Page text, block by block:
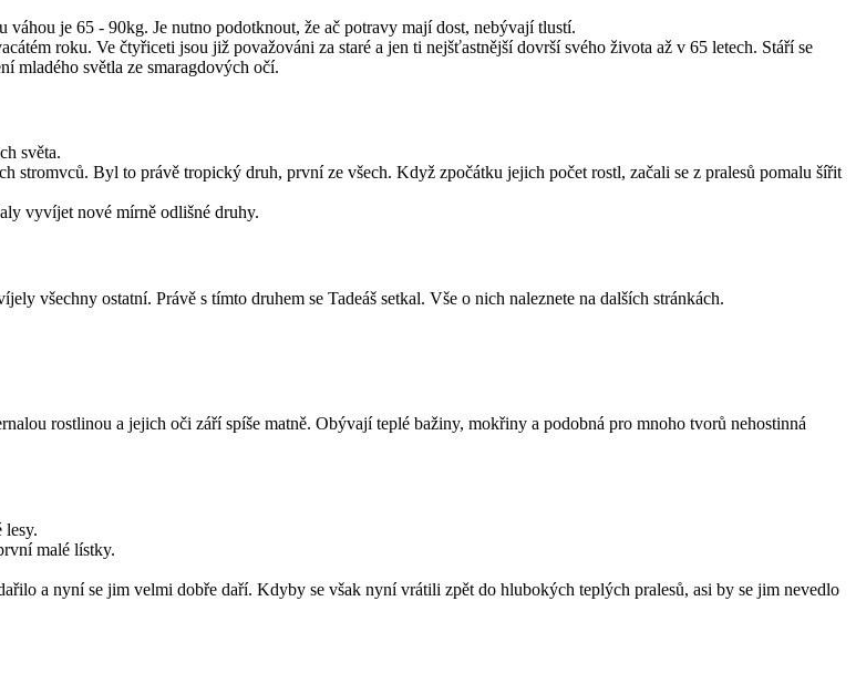
je 65 - 90kg. Je nutno podotknout, že ač potravy mají dost, nebývají tlustí.
roku. Ve čtyřiceti jsou již považováni za staré a jen ti nejšťastnější dovrší svého života až v 65 letech. Stáří se
mladého světla ze smaragdových očí.
světa.
stromvců. Byl to právě tropický druh, první ze všech. Když zpočátku jejich počet rostl, začali se z pralesů pomalu šířit
vyvíjet nové mírně odlišné druhy.
všechny ostatní. Právě s tímto druhem se Tadeáš setkal. Vše o nich naleznete na dalších stránkách.
rostlinou a jejich oči září spíše matně. Obývají teplé bažiny, mokřiny a podobná pro mnoho tvorů nehostinná
lesy.
malé lístky.
a nyní se jim velmi dobře daří. Kdyby se však nyní vrátili zpět do hlubokých teplých pralesů, asi by se jim nevedlo